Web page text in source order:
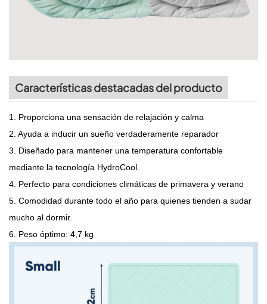
Características destacadas del producto
1. Proporciona una sensación de relajación y calma
2. Ayuda a inducir un sueño verdaderamente reparador
3. Diseñado para mantener una temperatura confortable
mediante la tecnología HydroCool.
4. Perfecto para condiciones climáticas de primavera y verano
5. Comodidad durante todo el año para quienes tienden a sudar
mucho al dormir.
6. Peso óptimo: 4,7 kg